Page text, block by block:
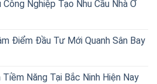
Công Nghiệp Tạo Nhu Cầu Nhà Ở
Điểm Đầu Tư Mới Quanh Sân Bay
Năng Tại Bắc Ninh Hiện Nay